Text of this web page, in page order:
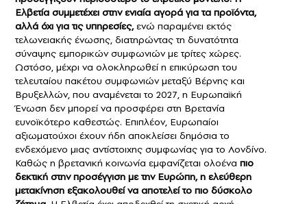
Ελβετία συμμετέχει στην ενιαία αγορά για τα προϊόντα,
αλλά όχι για τις υπηρεσίες,ενώ παραμένει εκτός
τελωνειακής ένωσης, διατηρώντας τη δυνατότητα
σύναψης εμπορικών συμφωνιών με τρίτες χώρες.
Ωστόσο, μέχρι να ολοκληρωθεί η επικύρωση του
τελευταίου πακέτου συμφωνιών μεταξύ Βέρνης και
Βρυξελλών, που αναμένεται το 2027, η Ευρωπαϊκή
Ένωση δεν μπορεί να προσφέρει στη Βρετανία
ευνοϊκότερο καθεστώς. Επιπλέον, Ευρωπαίοι
αξιωματούχοι έχουν ήδη αποκλείσει δημόσια το
ενδεχόμενο μιας αντίστοιχης συμφωνίας για το Λονδίνο.
Καθώς η βρετανική κοινωνία εμφανίζεται ολοένα πιο
δεκτική στην προσέγγιση με την Ευρώπη, η ελεύθερη
μετακίνηση εξακολουθεί να αποτελεί το πιο δύσκολο